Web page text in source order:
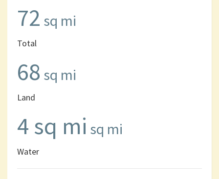
72 sq mi
Total
68 sq mi
Land
4 sq mi sq mi
Water